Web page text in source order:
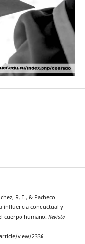
R. E., & Pacheco
influencia conductual y
cuerpo humano. Revista
view/2336